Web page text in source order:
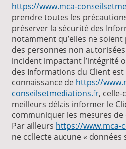
https://www.mca-
prendre toutes les
préserver la sécurité des
notamment qu’elles ne
des personnes non
incident impactant l’intégrité
des Informations du Client est
connaissance de https://
conseilsetmediations.fr, celle-
meilleurs délais informer le
communiquer les mesures
Par ailleurs https://www.mca-
ne collecte aucune « données